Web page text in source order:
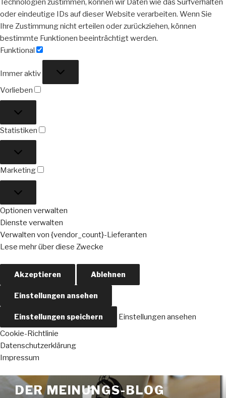
Technologien zustimmen, können wir Daten wie das Surfverhalten
oder eindeutige IDs auf dieser Website verarbeiten. Wenn Sie
Ihre Zustimmung nicht erteilen oder zurückziehen, können
bestimmte Funktionen beeinträchtigt werden.
Funktional
Immer aktiv
Vorlieben
Statistiken
Marketing
Optionen verwalten
Dienste verwalten
Verwalten von {vendor_count}-Lieferanten
Lese mehr über diese Zwecke
Akzeptieren Ablehnen
Einstellungen ansehen
Einstellungen speichern
Einstellungen ansehen
Cookie-Richtlinie
Datenschutzerklärung
Impressum
Zum
InhaltDER MEINUNGS-BLOG